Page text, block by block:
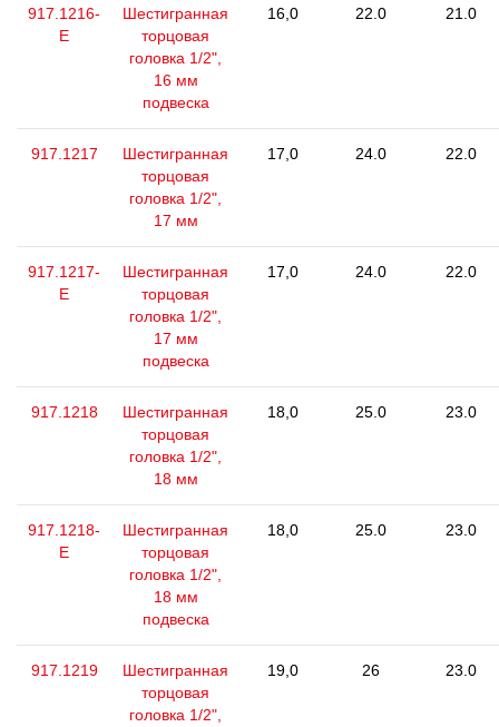
917.1216-
E
Шестигранная
торцовая
головка 1/2",
16 мм
подвеска
16,0 22.0 21.0
917.1217
Шестигранная
торцовая
головка 1/2",
17 мм
17,0 24.0 22.0
917.1217-
E
Шестигранная
торцовая
головка 1/2",
17 мм
подвеска
17,0 24.0 22.0
917.1218
Шестигранная
торцовая
головка 1/2",
18 мм
18,0 25.0 23.0
917.1218-
E
Шестигранная
торцовая
головка 1/2",
18 мм
подвеска
18,0 25.0 23.0
917.1219
Шестигранная
торцовая
головка 1/2",
19,0 26 23.0